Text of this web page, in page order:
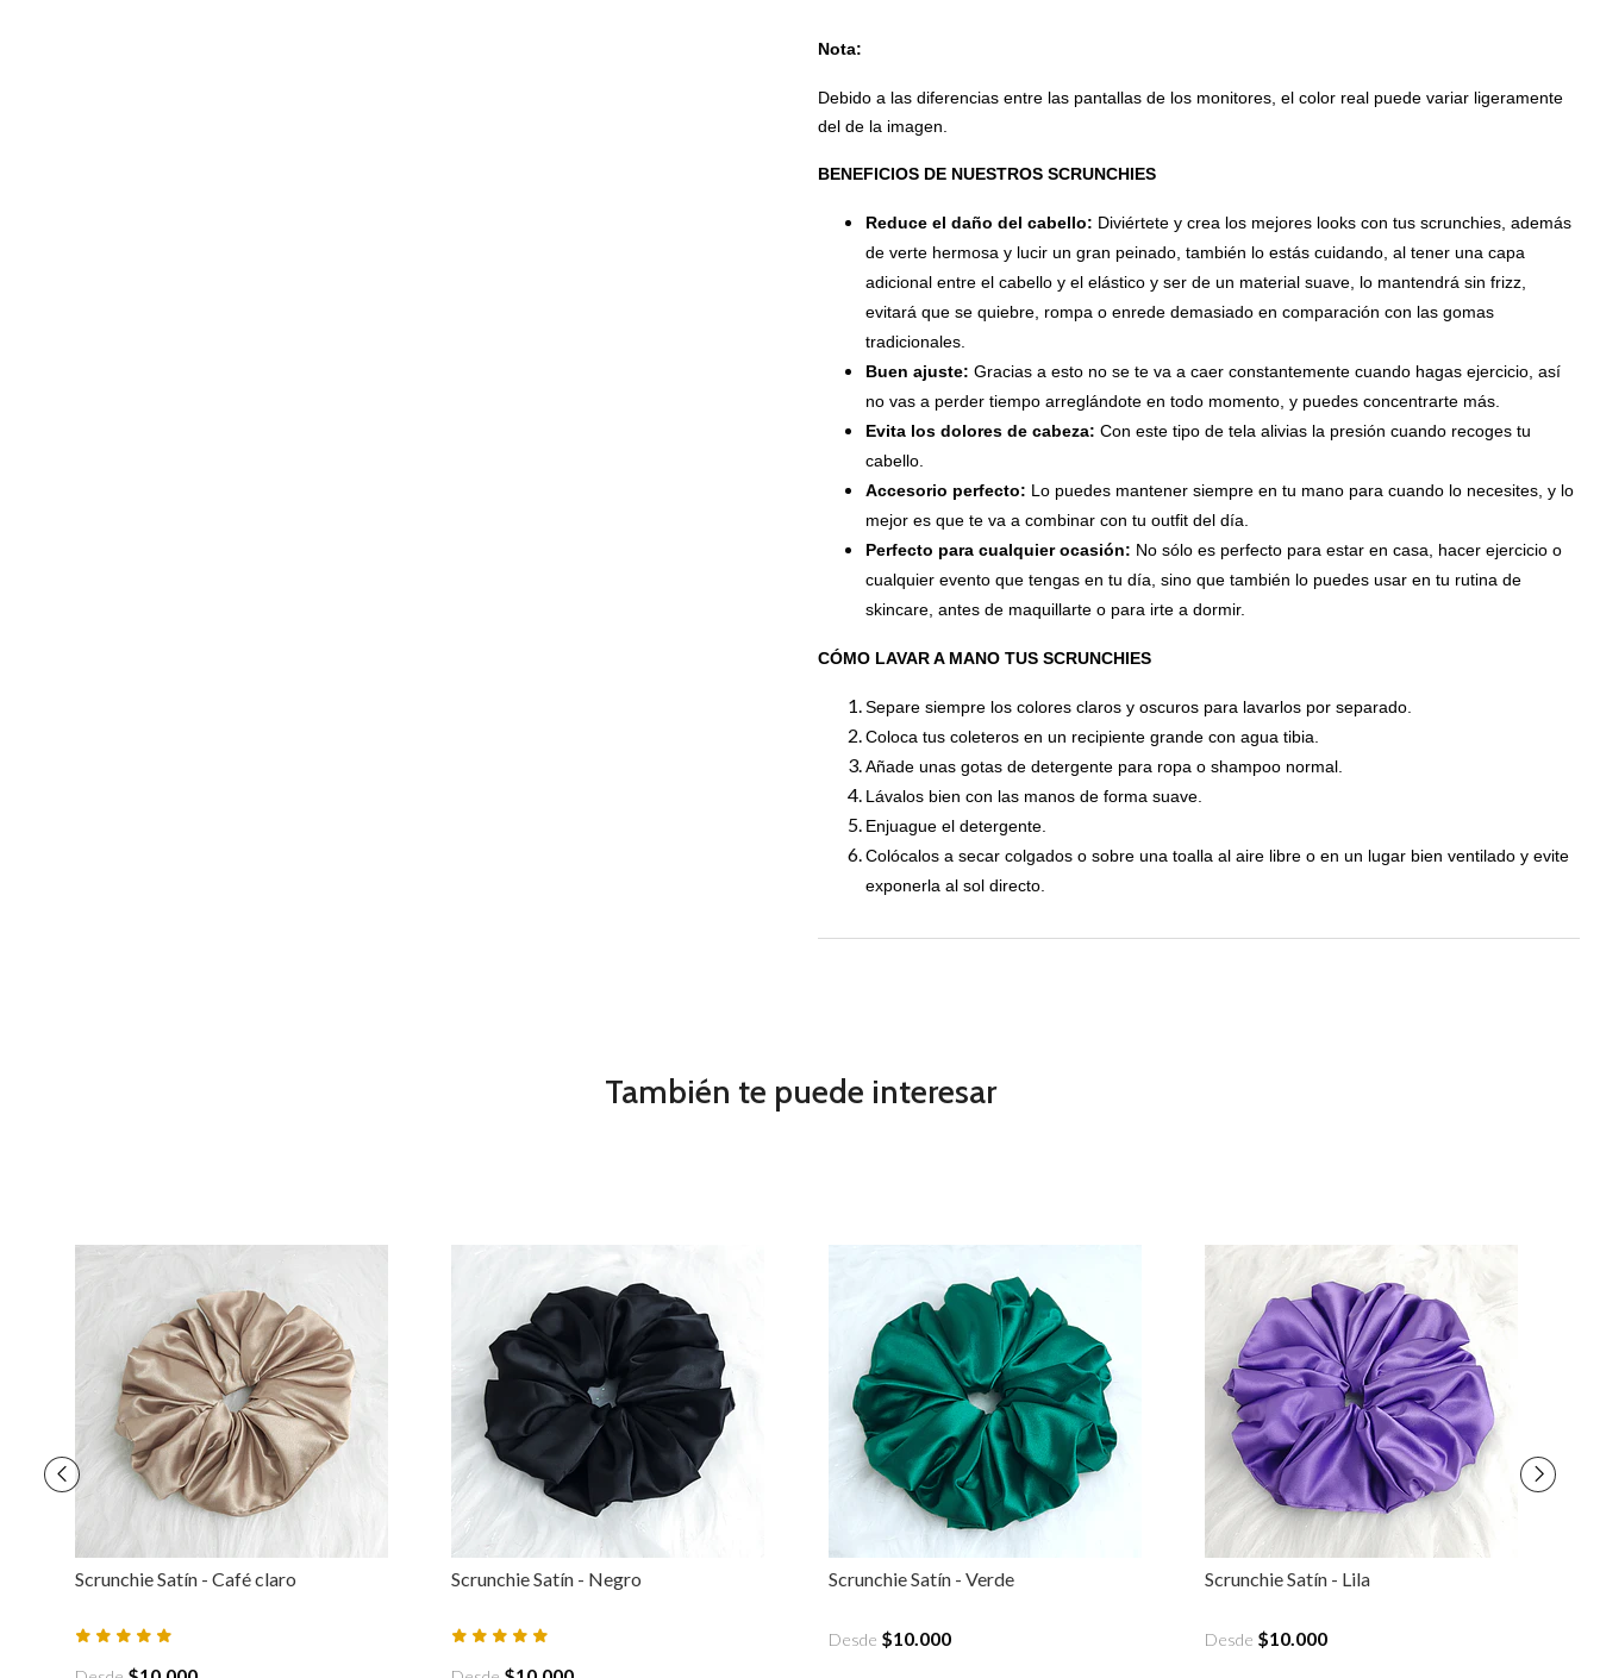
Nota:
Debido a las diferencias entre las pantallas de los monitores, el color real puede variar ligeramente
del de la imagen.
BENEFICIOS DE NUESTROS SCRUNCHIES
Reduce el daño del cabello: Diviértete y crea los mejores looks con tus scrunchies, además
de verte hermosa y lucir un gran peinado, también lo estás cuidando, al tener una capa
adicional entre el cabello y el elástico y ser de un material suave, lo mantendrá sin frizz,
evitará que se quiebre, rompa o enrede demasiado en comparación con las gomas
tradicionales.
Buen ajuste: Gracias a esto no se te va a caer constantemente cuando hagas ejercicio, así
no vas a perder tiempo arreglándote en todo momento, y puedes concentrarte más.
Evita los dolores de cabeza: Con este tipo de tela alivias la presión cuando recoges tu
cabello.
Accesorio perfecto: Lo puedes mantener siempre en tu mano para cuando lo necesites, y lo
mejor es que te va a combinar con tu outfit del día.
Perfecto para cualquier ocasión: No sólo es perfecto para estar en casa, hacer ejercicio o
cualquier evento que tengas en tu día, sino que también lo puedes usar en tu rutina de
skincare, antes de maquillarte o para irte a dormir.
CÓMO LAVAR A MANO TUS SCRUNCHIES
Separe siempre los colores claros y oscuros para lavarlos por separado.
Coloca tus coleteros en un recipiente grande con agua tibia.
Añade unas gotas de detergente para ropa o shampoo normal.
Lávalos bien con las manos de forma suave.
Enjuague el detergente.
Colócalos a secar colgados o sobre una toalla al aire libre o en un lugar bien ventilado y evite
exponerla al sol directo.
También te puede interesar
Scrunchie Satín - Café claro Scrunchie Satín - Negro Scrunchie Satín - Verde
Desde $10.000
Scrunchie Satín - Lila
Desde $10.000